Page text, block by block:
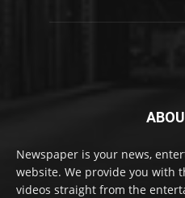
Newspaper is your news,
website. We provide you with
videos straight from the